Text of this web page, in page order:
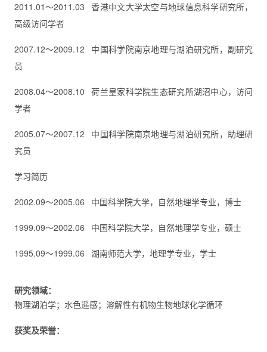
2011.01～2011.03 香港中文大学太空与地球信息科学研究所，
高级访问学者
2007.12～2009.12 中国科学院南京地理与湖泊研究所，副研究
员
2008.04～2008.10 荷兰皇家科学院生态研究所湖沼中心，访问
学者
2005.07～2007.12 中国科学院南京地理与湖泊研究所，助理研
究员
学习简历
2002.09～2005.06 中国科学院大学，自然地理学专业，博士
1999.09～2002.06 中国科学院大学，自然地理学专业，硕士
1995.09～1999.06 湖南师范大学，地理学专业，学士
研究领域：
物理湖泊学；水色遥感；溶解性有机物生物地球化学循环
获奖及荣誉：